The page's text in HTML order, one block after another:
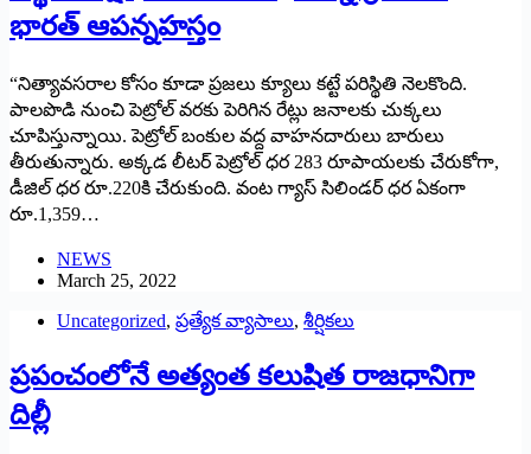
భారత్‌ ఆపన్నహస్తం
“నిత్యావసరాల కోసం కూడా ప్రజలు క్యూలు కట్టే పరిస్థితి నెలకొంది.
పాలపొడి నుంచి పెట్రోల్‌ ‌వరకు పెరిగిన రేట్లు జనాలకు చుక్కలు
చూపిస్తున్నాయి. పెట్రోల్‌ ‌బంకుల వద్ద వాహనదారులు బారులు
తీరుతున్నారు. అక్కడ లీటర్‌ ‌పెట్రోల్‌ ‌ధర 283 రూపాయలకు చేరుకోగా,
డీజిల్‌ ‌ధర రూ.220కి చేరుకుంది. వంట గ్యాస్‌ ‌సిలిండర్‌ ‌ధర ఏకంగా
రూ.1,359…
NEWS
March 25, 2022
Uncategorized, ప్రత్యేక వ్యాసాలు, శీర్షికలు
ప్రపంచంలోనే అత్యంత కలుషిత రాజధానిగా
దిల్లీ